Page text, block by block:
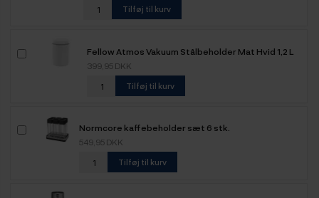
Tilføj til kurv
Fellow Atmos Vakuum Stålbeholder Mat Hvid 1,2 L
399,95 DKK
Tilføj til kurv
Normcore kaffebeholder sæt 6 stk.
549,95 DKK
Tilføj til kurv